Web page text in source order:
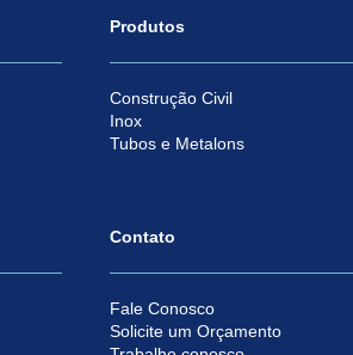
Produtos
Construção Civil
Inox
Tubos e Metalons
Contato
Fale Conosco
Solicite um Orçamento